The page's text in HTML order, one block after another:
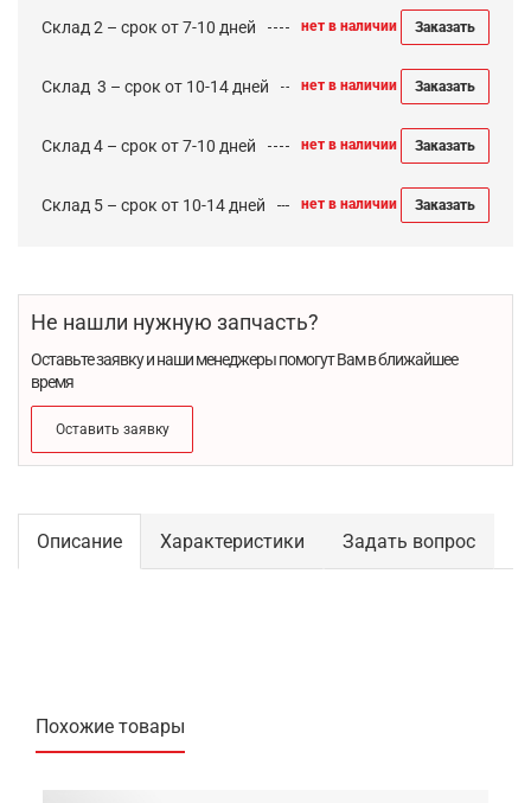
Склад 2 – срок от 7-10 дней нет в наличии Заказать
Cклад 3 – срок от 10-14 дней нет в наличии Заказать
Склад 4 – срок от 7-10 дней нет в наличии Заказать
Склад 5 – срок от 10-14 дней нет в наличии Заказать
Не нашли нужную запчасть?
Оставьте заявку и наши менеджеры помогут Вам в ближайшее
время
Оставить заявку
Описание Характеристики Задать вопрос
Похожие товары